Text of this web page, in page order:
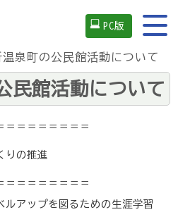
PC版
泉町の公民館活動について
民館活動について
＝＝＝＝＝＝＝＝
の推進
＝＝＝＝＝＝＝＝
アップを図るための生涯学習